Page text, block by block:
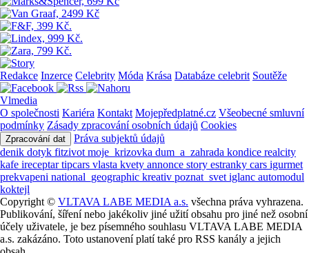
Redakce Inzerce Celebrity Móda Krása Databáze celebrit Soutěže
Vlmedia
O společnosti Kariéra Kontakt Mojepředplatné.cz Všeobecné smluvní
podmínky Zásady zpracování osobních údajů Cookies
Zpracování dat
Práva subjektů údajů
denik dotyk fitzivot moje_krizovka dum_a_zahrada kondice realcity
kafe ireceptartipcars vlasta kvety annonce story estranky cars igurmet
prekvapeni national_geographic kreativ poznat_svet iglanc automodul
koktejl
Copyright © VLTAVA LABE MEDIA a.s. všechna práva vyhrazena.
Publikování, šíření nebo jakékoliv jiné užití obsahu pro jiné než osobní
účely uživatele, je bez písemného souhlasu VLTAVA LABE MEDIA
a.s. zakázáno. Toto ustanovení platí také pro RSS kanály a jejich